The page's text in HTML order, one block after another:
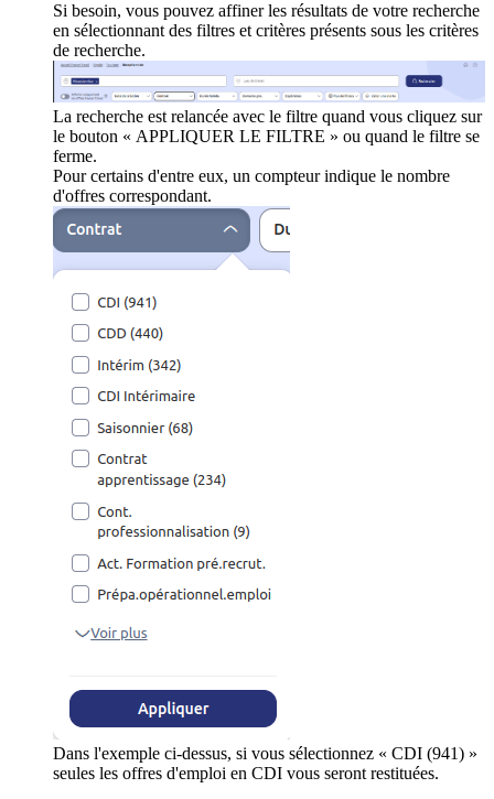
Si besoin, vous pouvez affiner les résultats de votre recherche
en sélectionnant des filtres et critères présents sous les critères
de recherche.
La recherche est relancée avec le filtre quand vous cliquez sur
le bouton « APPLIQUER LE FILTRE » ou quand le filtre se
ferme.
Pour certains d'entre eux, un compteur indique le nombre
d'offres correspondant.
Dans l'exemple ci-dessus, si vous sélectionnez « CDI (941) »
seules les offres d'emploi en CDI vous seront restituées.